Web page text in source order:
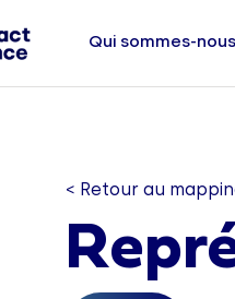
Qui sommes-
< Retour au